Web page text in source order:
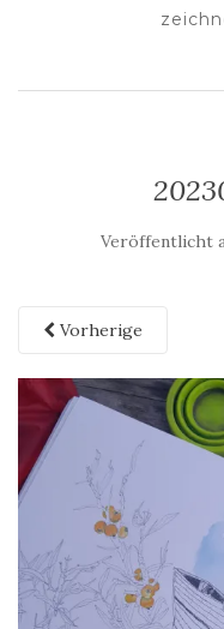
Veröffentlicht
Vorherige